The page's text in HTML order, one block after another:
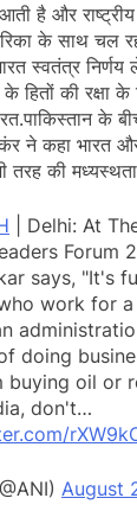
है और
के साथ चल रही
स्वतंत्र निर्णय
हितों की रक्षा
के
ने कहा भारत
तरह की
| Delhi: At
Forum
says, "It's
work for
doing
buying oil or
don't…
August